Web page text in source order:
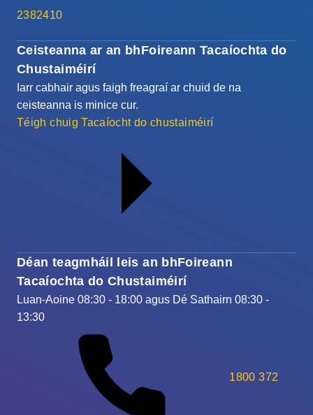
Ceisteanna ar an bhFoireann Tacaíochta do
Chustaiméirí
Iarr cabhair agus faigh freagraí ar chuid de na
ceisteanna is minice cur.
Téigh chuig Tacaíocht do chustaiméirí
Déan teagmháil leis an bhFoireann
Tacaíochta do Chustaiméirí
Luan-Aoine 08:30 - 18:00 agus Dé Sathairn 08:30 -
13:30
1800 372
2382410